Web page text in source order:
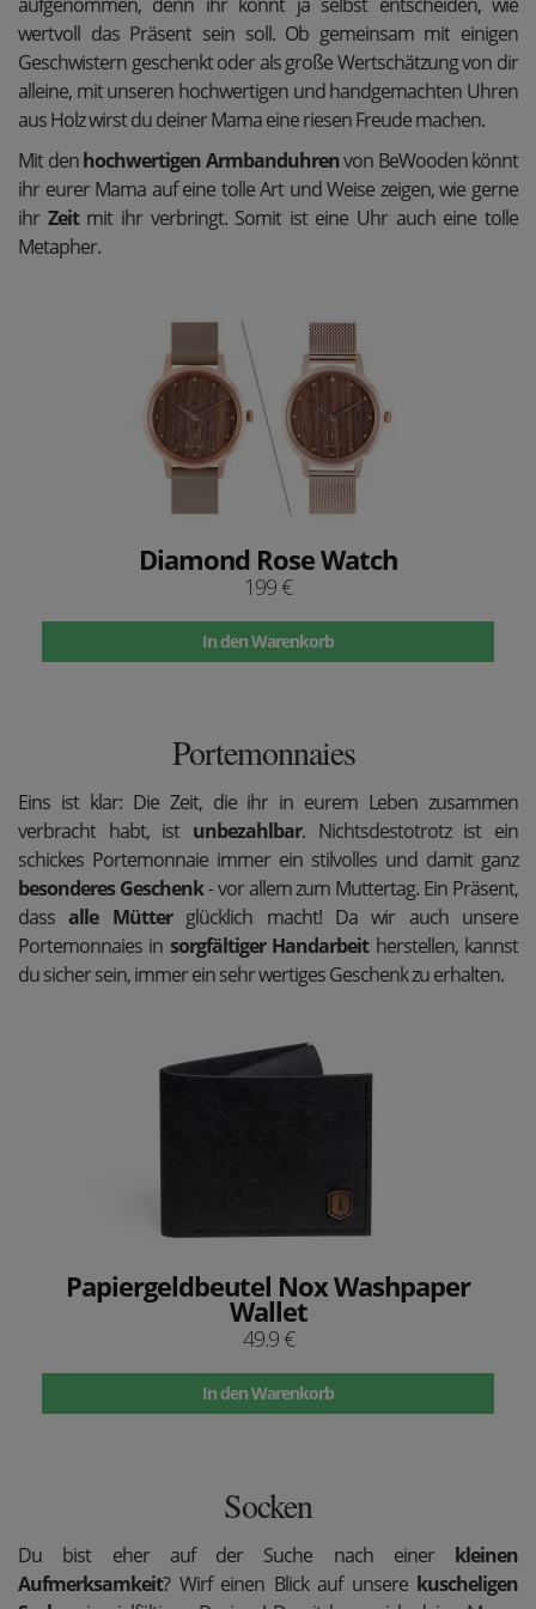
wertvoll das Präsent sein soll. Ob gemeinsam mit einigen
Geschwistern geschenkt oder als große Wertschätzung von dir
alleine, mit unseren hochwertigen und handgemachten Uhren
aus Holz wirst du deiner Mama eine riesen Freude machen.
Mit denhochwertigen Armbanduhrenvon BeWooden könnt
ihr eurer Mama auf eine tolle Art und Weise zeigen, wie gerne
ihr Zeitmit ihr verbringt. Somit ist eine Uhr auch eine tolle
Metapher.
Diamond Rose Watch
199 €
In den Warenkorb
Portemonnaies
Eins ist klar: Die Zeit, die ihr in eurem Leben zusammen
verbracht habt, ist unbezahlbar. Nichtsdestotrotz ist ein
schickes Portemonnaie immer ein stilvolles und damit ganz
besonderes Geschenk- vor allem zum Muttertag. Ein Präsent,
dassalle Mütterglücklich macht! Da wir auch unsere
Portemonnaies in sorgfältiger Handarbeitherstellen, kannst
du sicher sein, immer ein sehr wertiges Geschenk zu erhalten.
Papiergeldbeutel Nox Washpaper
Wallet
49.9 €
In den Warenkorb
Socken
Du bist eher auf der Suche nach einer kleinen
Aufmerksamkeit? Wirf einen Blick auf unsere kuscheligen